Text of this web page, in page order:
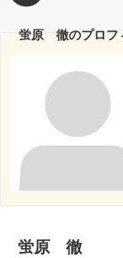
蛍原 徹のプロフ
蛍原 徹